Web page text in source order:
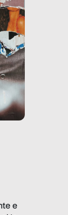
e